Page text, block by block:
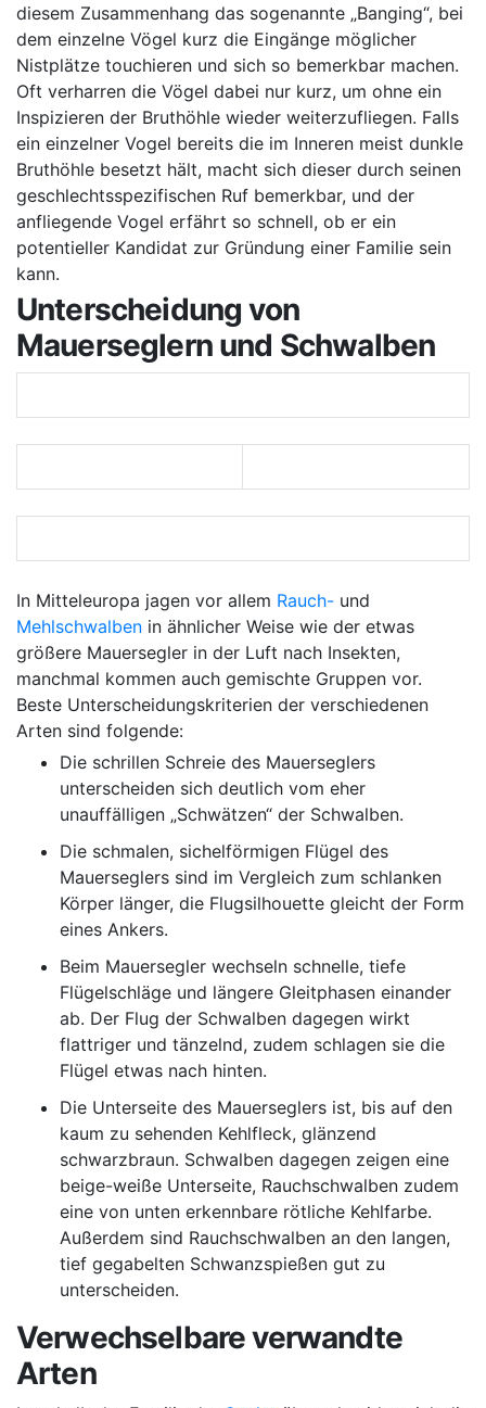
diesem Zusammenhang das sogenannte „Banging“, bei
dem einzelne Vögel kurz die Eingänge möglicher
Nistplätze touchieren und sich so bemerkbar machen.
Oft verharren die Vögel dabei nur kurz, um ohne ein
Inspizieren der Bruthöhle wieder weiterzufliegen. Falls
ein einzelner Vogel bereits die im Inneren meist dunkle
Bruthöhle besetzt hält, macht sich dieser durch seinen
geschlechtsspezifischen Ruf bemerkbar, und der
anfliegende Vogel erfährt so schnell, ob er ein
potentieller Kandidat zur Gründung einer Familie sein
kann.
Unterscheidung von
Mauerseglern und Schwalben
In Mitteleuropa jagen vor allem Rauch- und
Mehlschwalben in ähnlicher Weise wie der etwas
größere Mauersegler in der Luft nach Insekten,
manchmal kommen auch gemischte Gruppen vor.
Beste Unterscheidungskriterien der verschiedenen
Arten sind folgende:
Die schrillen Schreie des Mauerseglers
unterscheiden sich deutlich vom eher
unauffälligen „Schwätzen“ der Schwalben.
Die schmalen, sichelförmigen Flügel des
Mauerseglers sind im Vergleich zum schlanken
Körper länger, die Flugsilhouette gleicht der Form
eines Ankers.
Beim Mauersegler wechseln schnelle, tiefe
Flügelschläge und längere Gleitphasen einander
ab. Der Flug der Schwalben dagegen wirkt
flattriger und tänzelnd, zudem schlagen sie die
Flügel etwas nach hinten.
Die Unterseite des Mauerseglers ist, bis auf den
kaum zu sehenden Kehlfleck, glänzend
schwarzbraun. Schwalben dagegen zeigen eine
beige-weiße Unterseite, Rauchschwalben zudem
eine von unten erkennbare rötliche Kehlfarbe.
Außerdem sind Rauchschwalben an den langen,
tief gegabelten Schwanzspießen gut zu
unterscheiden.
Verwechselbare verwandte
Arten